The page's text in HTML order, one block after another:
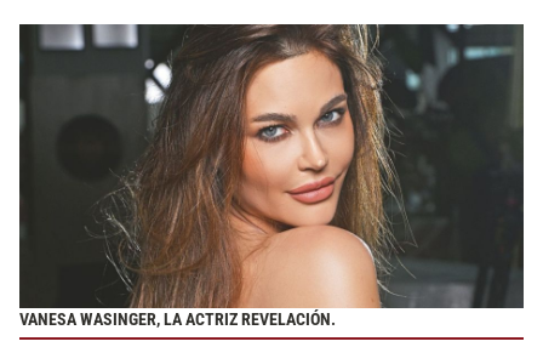
VANESA WASINGER, LA ACTRIZ REVELACIÓN.